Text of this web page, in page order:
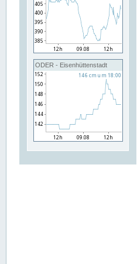
ODER - Eisenhüttenstadt